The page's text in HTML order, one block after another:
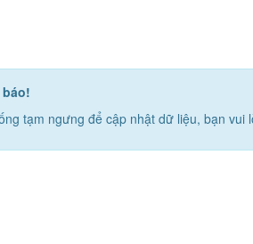
tạm ngưng để cập nhật dữ liệu, bạn vui